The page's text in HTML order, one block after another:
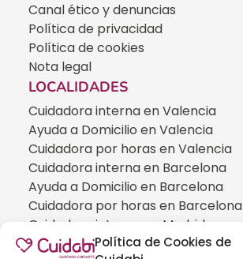
Política de Cookies de
Canal ético y denuncias
Política de privacidad
Política de cookies
Nota legal
LOCALIDADES
Cuidadora interna en Valencia
Ayuda a Domicilio en Valencia
Cuidadora por horas en Valencia
Cuidadora interna en Barcelona
Ayuda a Domicilio en Barcelona
Cuidadora por horas en Barcelona
Cuidadora interna en Madrid
Ayuda a Domicilio en Madrid